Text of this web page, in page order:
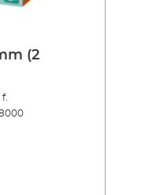
(2
26000/3